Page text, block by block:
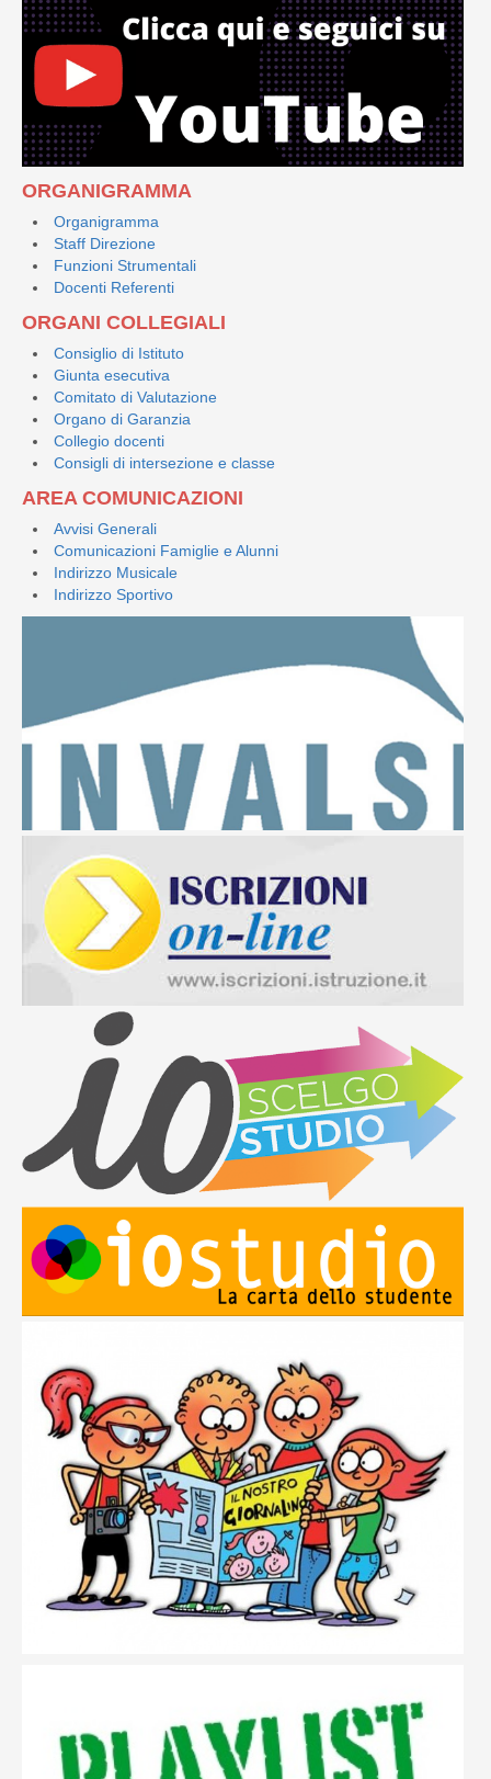
ORGANIGRAMMA
Organigramma
Staff Direzione
Funzioni Strumentali
Docenti Referenti
ORGANI COLLEGIALI
Consiglio di Istituto
Giunta esecutiva
Comitato di Valutazione
Organo di Garanzia
Collegio docenti
Consigli di intersezione e classe
AREA COMUNICAZIONI
Avvisi Generali
Comunicazioni Famiglie e Alunni
Indirizzo Musicale
Indirizzo Sportivo